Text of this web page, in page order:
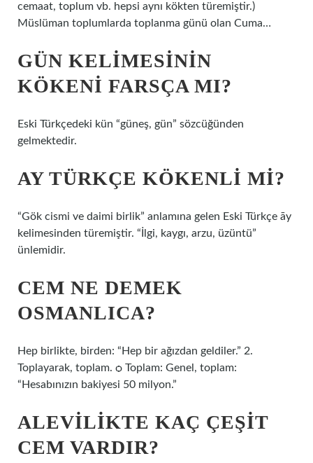
cemaat, toplum vb. hepsi aynı kökten türemiştir.)
Müslüman toplumlarda toplanma günü olan Cuma…
GÜN KELIMESININ
KÖKENI FARSÇA MI?
Eski Türkçedeki kün “güneş, gün” sözcüğünden
gelmektedir.
AY TÜRKÇE KÖKENLI MI?
“Gök cismi ve daimi birlik” anlamına gelen Eski Türkçe āy
kelimesinden türemiştir. “İlgi, kaygı, arzu, üzüntü”
ünlemidir.
CEM NE DEMEK
OSMANLICA?
Hep birlikte, birden: “Hep bir ağızdan geldiler.” 2.
Toplayarak, toplam. ѻ Toplam: Genel, toplam:
“Hesabınızın bakiyesi 50 milyon.”
ALEVILIKTE KAÇ ÇEŞIT
CEM VARDIR?